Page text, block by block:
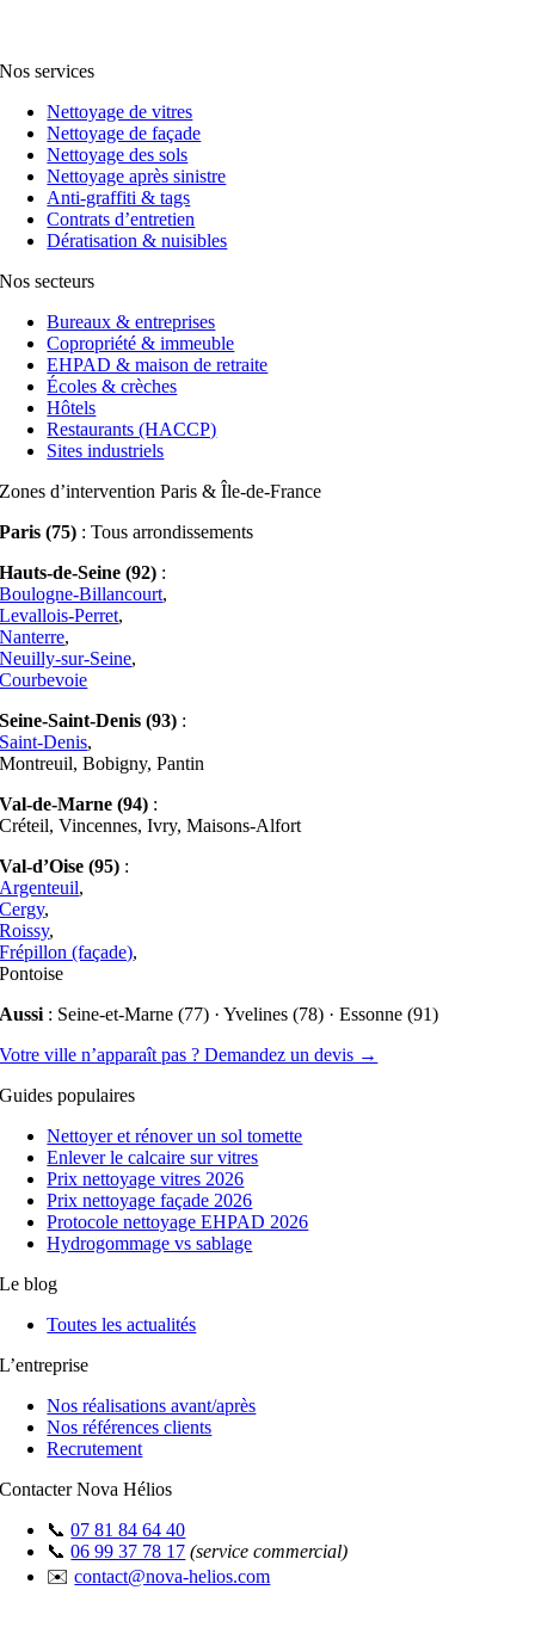
Nos services
Nettoyage de vitres
Nettoyage de façade
Nettoyage des sols
Nettoyage après sinistre
Anti-graffiti & tags
Contrats d’entretien
Dératisation & nuisibles
Nos secteurs
Bureaux & entreprises
Copropriété & immeuble
EHPAD & maison de retraite
Écoles & crèches
Hôtels
Restaurants (HACCP)
Sites industriels
Zones d’intervention Paris & Île-de-France
Paris (75) : Tous arrondissements
Hauts-de-Seine (92) :
Boulogne-Billancourt,
Levallois-Perret,
Nanterre,
Neuilly-sur-Seine,
Courbevoie
Seine-Saint-Denis (93) :
Saint-Denis,
Montreuil, Bobigny, Pantin
Val-de-Marne (94) :
Créteil, Vincennes, Ivry, Maisons-Alfort
Val-d’Oise (95) :
Argenteuil,
Cergy,
Roissy,
Frépillon (façade),
Pontoise
Aussi : Seine-et-Marne (77) · Yvelines (78) · Essonne (91)
Votre ville n’apparaît pas ? Demandez un devis →
Guides populaires
Nettoyer et rénover un sol tomette
Enlever le calcaire sur vitres
Prix nettoyage vitres 2026
Prix nettoyage façade 2026
Protocole nettoyage EHPAD 2026
Hydrogommage vs sablage
Le blog
Toutes les actualités
L’entreprise
Nos réalisations avant/après
Nos références clients
Recrutement
Contacter Nova Hélios
📞07 81 84 64 40
📞06 99 37 78 17 (service commercial)
✉️contact@nova-helios.com